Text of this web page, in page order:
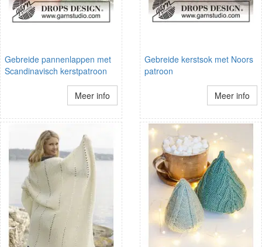
Gebreide pannenlappen met
Scandinavisch kerstpatroon
Meer info
Gebreide kerstsok met Noors
patroon
Meer info